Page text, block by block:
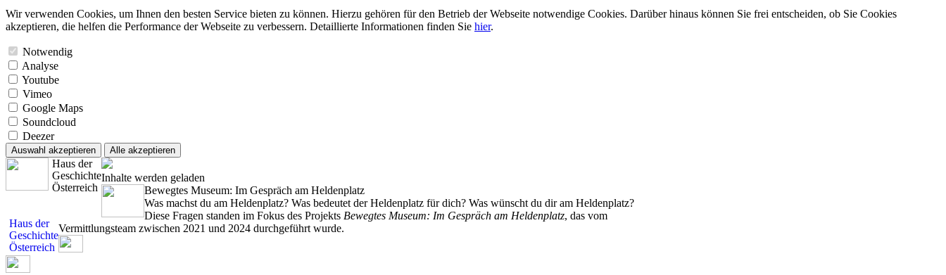
Wir verwenden Cookies, um Ihnen den besten Service bieten zu können. Hierzu gehören für den Betrieb der Webseite notwendige Cookies. Darüber hinaus können Sie frei entscheiden, ob Sie Cookies
akzeptieren, die helfen die Performance der Webseite zu verbessern. Detaillierte Informationen finden Sie hier.
Notwendig
Analyse
Youtube
Vimeo
Google Maps
Soundcloud
Deezer
Auswahl akzeptieren Alle akzeptieren
Haus der
Geschichte
Österreich
Inhalte werden geladen
Haus der
Geschichte
Österreich
Bewegtes Museum: Im Gespräch am Heldenplatz
Was machst du am Heldenplatz? Was bedeutet der Heldenplatz für dich? Was wünscht du dir am Heldenplatz?
Diese Fragen standen im Fokus des Projekts Bewegtes Museum: Im Gespräch am Heldenplatz, das vom
Vermittlungsteam zwischen 2021 und 2024 durchgeführt wurde.